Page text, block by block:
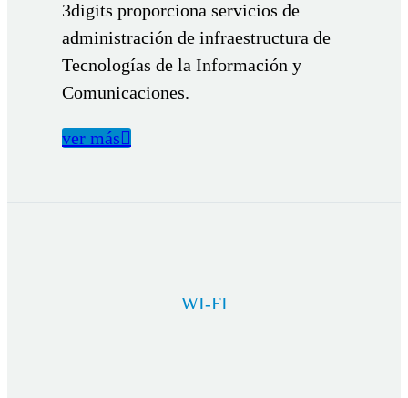
3digits proporciona servicios de
administración de infraestructura de
Tecnologías de la Información y
Comunicaciones.
ver más
WI-FI